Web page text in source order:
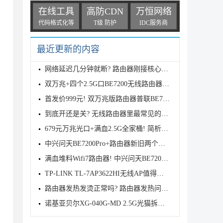
在线工具
代码格式化等
高防CDN
T级 防护
万恒网络
IDC服务商
最近更新的内容
网络延迟几分钟就断? 路由器刚接核心交换机正常几分钟
双万兆+四个2.5G口BE7200无线路由器! 普联TPLINK 7DR7
首发价999元! 双万兆版路由器普联BE7200发布
到底开还是关? 无线路由器里最常见的五个性能增强开关
679元万兆光口+满血2.5G全家桶! 简析中兴BE7200 MAX路
中兴问天BE7200Pro+路由器新旧两个版本有什么区别? 两
满血堆料Wifi7路由器! 中兴问天BE7200MAX拆机评测
TP-LINK TL-7AP3622HI无线AP值得购买吗? TL-7AP3622HI
路由器发热发烫正常吗? 路由器发热问题的原因分析和解
诺基亚贝尔XG-040G-MD 2.5G光猫拆解测评